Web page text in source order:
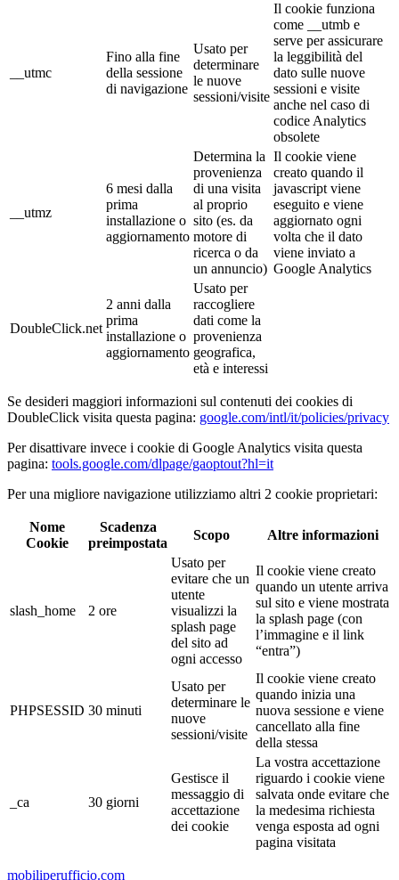
__utmc
Fino alla fine
della sessione
di navigazione
Usato per
determinare
le nuove
sessioni/visite
Il cookie funziona
come __utmb e
serve per assicurare
la leggibilità del
dato sulle nuove
sessioni e visite
anche nel caso di
codice Analytics
obsolete
__utmz
6 mesi dalla
prima
installazione o
aggiornamento
Determina la
provenienza
di una visita
al proprio
sito (es. da
motore di
ricerca o da
un annuncio)
Il cookie viene
creato quando il
javascript viene
eseguito e viene
aggiornato ogni
volta che il dato
viene inviato a
Google Analytics
DoubleClick.net
2 anni dalla
prima
installazione o
aggiornamento
Usato per
raccogliere
dati come la
provenienza
geografica,
età e interessi
Se desideri maggiori informazioni sul contenuti dei cookies di
DoubleClick visita questa pagina: google.com/intl/it/policies/privacy
Per disattivare invece i cookie di Google Analytics visita questa
pagina: tools.google.com/dlpage/gaoptout?hl=it
Per una migliore navigazione utilizziamo altri 2 cookie proprietari:
Nome
Cookie
Scadenza
preimpostata
Scopo Altre informazioni
slash_home 2 ore
Usato per
evitare che un
utente
visualizzi la
splash page
del sito ad
ogni accesso
Il cookie viene creato
quando un utente arriva
sul sito e viene mostrata
la splash page (con
l’immagine e il link
“entra”)
PHPSESSID 30 minuti
Usato per
determinare le
nuove
sessioni/visite
Il cookie viene creato
quando inizia una
nuova sessione e viene
cancellato alla fine
della stessa
_ca 30 giorni
Gestisce il
messaggio di
accettazione
dei cookie
La vostra accettazione
riguardo i cookie viene
salvata onde evitare che
la medesima richiesta
venga esposta ad ogni
pagina visitata
mobiliperufficio.com